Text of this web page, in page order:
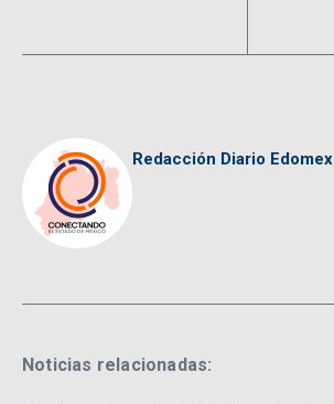
Redacción Diario Edomex
Noticias relacionadas: